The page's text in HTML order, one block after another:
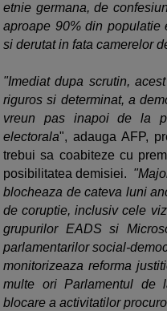
etnie germana, de
aproape 90% din populatie
si derutat in fata camerelor
"Imediat dupa scrutin,
riguros si determinat, a
vreun pas inapoi de la
electorala", adauga AFP,
trebui sa coabiteze cu
posibilitatea demisiei.
blocheaza de cateva luni
de coruptie, inclusiv cele
grupurilor EADS si
parlamentarilor social-
monitorizeaza reforma
multe ori Parlamentul de
blocare a activitatilor